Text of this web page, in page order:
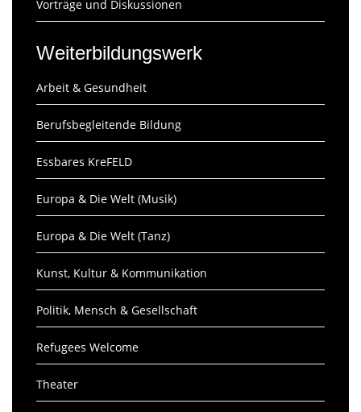
Vorträge und Diskussionen
Weiterbildungswerk
Arbeit & Gesundheit
Berufsbegleitende Bildung
Essbares KreFELD
Europa & Die Welt (Musik)
Europa & Die Welt (Tanz)
Kunst, Kultur & Kommunikation
Politik, Mensch & Gesellschaft
Refugees Welcome
Theater